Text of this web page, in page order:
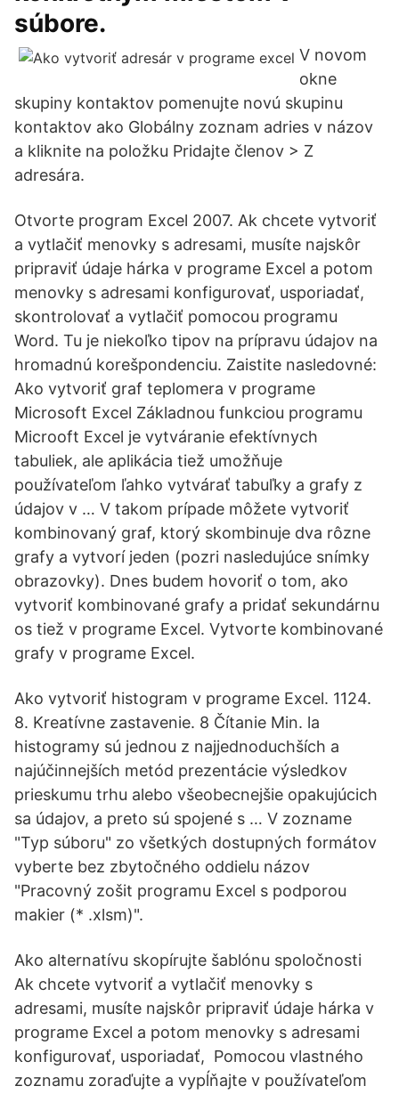
súbore.
V novom
okne
skupiny kontaktov pomenujte novú skupinu
kontaktov ako Globálny zoznam adries v názov
a kliknite na položku Pridajte členov > Z
adresára.
Otvorte program Excel 2007. Ak chcete vytvoriť
a vytlačiť menovky s adresami, musíte najskôr
pripraviť údaje hárka v programe Excel a potom
menovky s adresami konfigurovať, usporiadať,
skontrolovať a vytlačiť pomocou programu
Word. Tu je niekoľko tipov na prípravu údajov na
hromadnú korešpondenciu. Zaistite nasledovné:
Ako vytvoriť graf teplomera v programe
Microsoft Excel Základnou funkciou programu
Microoft Excel je vytváranie efektívnych
tabuliek, ale aplikácia tiež umožňuje
používateľom ľahko vytvárať tabuľky a grafy z
údajov v … V takom prípade môžete vytvoriť
kombinovaný graf, ktorý skombinuje dva rôzne
grafy a vytvorí jeden (pozri nasledujúce snímky
obrazovky). Dnes budem hovoriť o tom, ako
vytvoriť kombinované grafy a pridať sekundárnu
os tiež v programe Excel. Vytvorte kombinované
grafy v programe Excel.
Ako vytvoriť histogram v programe Excel. 1124.
8. Kreatívne zastavenie. 8 Čítanie Min. la
histogramy sú jednou z najjednoduchších a
najúčinnejších metód prezentácie výsledkov
prieskumu trhu alebo všeobecnejšie opakujúcich
sa údajov, a preto sú spojené s … V zozname
"Typ súboru" zo všetkých dostupných formátov
vyberte bez zbytočného oddielu názov
"Pracovný zošit programu Excel s podporou
makier (* .xlsm)".
Ako alternatívu skopírujte šablónu spoločnosti
Ak chcete vytvoriť a vytlačiť menovky s
adresami, musíte najskôr pripraviť údaje hárka v
programe Excel a potom menovky s adresami
konfigurovať, usporiadať, Pomocou vlastného
zoznamu zoraďujte a vypĺňajte v používateľom